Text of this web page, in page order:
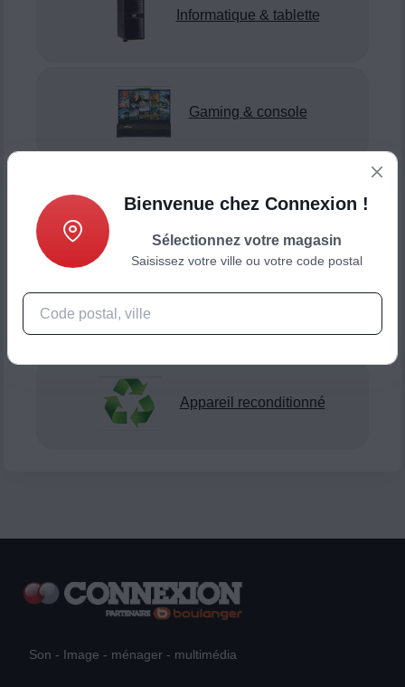
Informatique & tablette
Gaming & console
Smartphone & téléphonie
Appareil reconditionné
Son - Image - ménager - multimédia
Bienvenue chez Connexion !
Sélectionnez votre magasin
Saisissez votre ville ou votre code postal